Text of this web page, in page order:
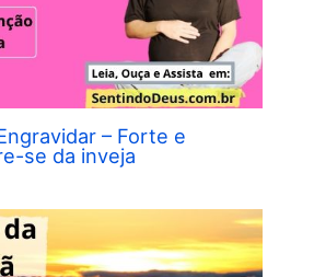
– Forte e
se da inveja